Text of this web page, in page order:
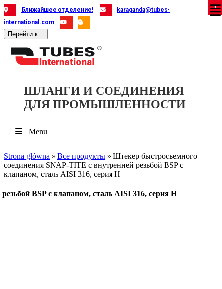
Skip
to
content
Ближайшее отделение!
karaganda@tubes-
international.com
Перейти к...
ШЛАНГИ И СОЕДИНЕНИЯ
ДЛЯ ПРОМЫШЛЕННОСТИ
Menu
Strona główna » Все продукты » Штекер быстросъемного
соединения SNAP-TITE с внутренней резьбой BSP с
клапаном, сталь AISI 316, серия H
BSP с клапаном, сталь AISI 316, серия H
X
X
X
X
X
X
X
X
X
X
X
X
X
X
X
X
X
X